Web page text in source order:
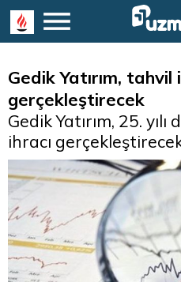
Gedik Yatırım, tahvil
gerçekleştirecek
Gedik Yatırım, 25. yılı
ihracı